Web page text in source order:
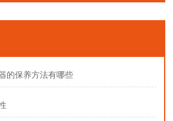
的保养方法有哪些